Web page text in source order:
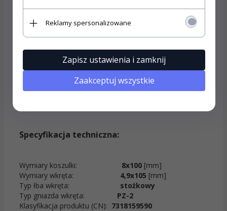
Szybki i łatwy montaż przelotowy redukuje
czas montażu
Beton komórkowy
Cegła ceramiczna pełna
Specyfikacja techniczna:
Wymiary koszulki: 8x100 [mm]
Wymiary wkręta: 4,9x105 [mm]
Typ łba wkręta: stożkowy
Typ gniazda wkręta: PZ-2
Klasyfikacja produktu (CN): 7318159590
Reklamy spersonalizowane
Zapisz ustawienia i zamknij
Zaakceptuj wszystkie